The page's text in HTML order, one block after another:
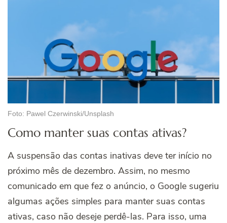
Foto: Pawel Czerwinski/Unsplash
Como manter suas contas ativas?
A suspensão das contas inativas deve ter início no
próximo mês de dezembro. Assim, no mesmo
comunicado em que fez o anúncio, o Google sugeriu
algumas ações simples para manter suas contas
ativas, caso não deseje perdê-las. Para isso, uma